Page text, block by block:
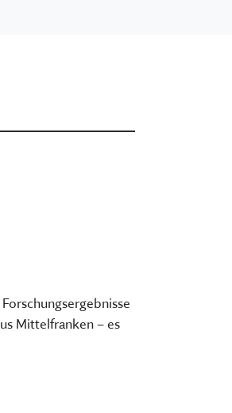
im
Mittelfranken – es